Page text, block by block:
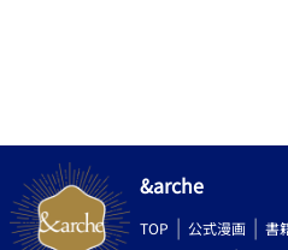
&arche
TOP 公式漫画 書